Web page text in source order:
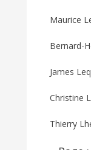
Maurice
Bernard-
James
Christine
Thierry